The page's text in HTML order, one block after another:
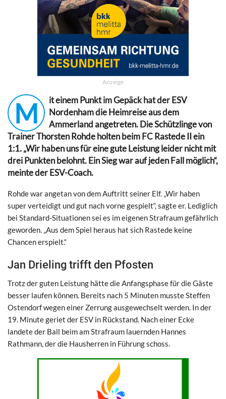
Anzeige
M
it einem Punkt im Gepäck hat der ESV
Nordenham die Heimreise aus dem
Ammerland angetreten. Die Schützlinge von
Trainer Thorsten Rohde holten beim FC Rastede II ein
1:1. „Wir haben uns für eine gute Leistung leider nicht mit
drei Punkten belohnt. Ein Sieg war auf jeden Fall möglich“,
meinte der ESV-Coach.
Rohde war angetan von dem Auftritt seiner Elf. „Wir haben
super verteidigt und gut nach vorne gespielt“, sagte er. Lediglich
bei Standard-Situationen sei es im eigenen Strafraum gefährlich
geworden. „Aus dem Spiel heraus hat sich Rastede keine
Chancen erspielt.“
Jan Drieling trifft den Pfosten
Trotz der guten Leistung hätte die Anfangsphase für die Gäste
besser laufen können. Bereits nach 5 Minuten musste Steffen
Ostendorf wegen einer Zerrung ausgewechselt werden. In der
19. Minute geriet der ESV in Rückstand. Nach einer Ecke
landete der Ball beim am Strafraum lauernden Hannes
Rathmann, der die Hausherren in Führung schoss.